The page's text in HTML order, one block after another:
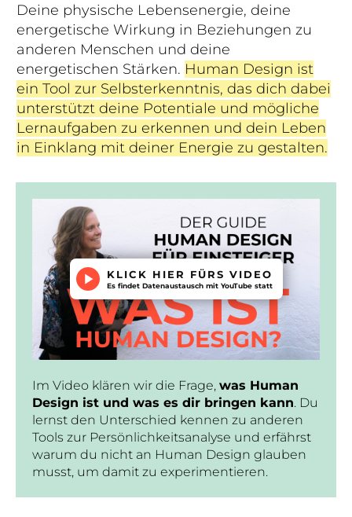
Deine physische Lebensenergie, deine
energetische Wirkung in Beziehungen zu
anderen Menschen und deine
energetischen Stärken. Human Design ist
ein Tool zur Selbsterkenntnis, das dich dabei
unterstützt deine Potentiale und mögliche
Lernaufgaben zu erkennen und dein Leben
in Einklang mit deiner Energie zu gestalten.
KLICK HIER FÜRS VIDEO
Es findet Datenaustausch mit YouTube statt
Im Video klären wir die Frage, was Human
Design ist und was es dir bringen kann. Du
lernst den Unterschied kennen zu anderen
Tools zur Persönlichkeitsanalyse und erfährst
warum du nicht an Human Design glauben
musst, um damit zu experimentieren.